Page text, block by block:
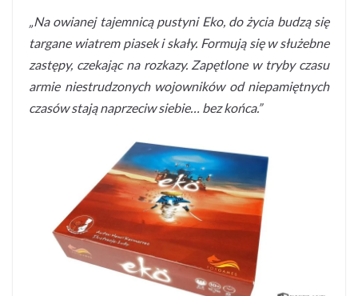
„Na owianej tajemnicą pustyni Eko, do życia budzą się
targane wiatrem piasek i skały. Formują się w służebne
zastępy, czekając na rozkazy. Zapętlone w tryby czasu
armie niestrudzonych wojowników od niepamiętnych
czasów stają naprzeciw siebie… bez końca.”